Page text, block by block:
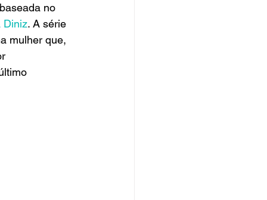
no
Diniz. A série
mulher que,